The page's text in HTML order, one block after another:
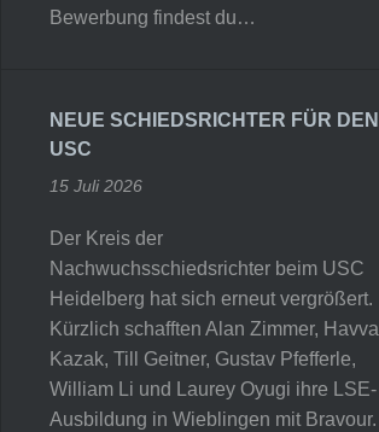
Bewerbung findest du…
NEUE SCHIEDSRICHTER FÜR DEN
USC
15 Juli 2026
Der Kreis der
Nachwuchsschiedsrichter beim USC
Heidelberg hat sich erneut vergrößert.
Kürzlich schafften Alan Zimmer, Havva
Kazak, Till Geitner, Gustav Pfefferle,
William Li und Laurey Oyugi ihre LSE-
Ausbildung in Wieblingen mit Bravour.